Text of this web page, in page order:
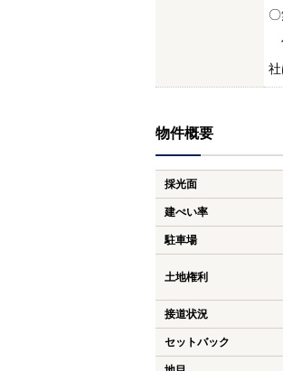
物件概要
採光面
建ぺい率
駐車場
土地権利
接道状況
セットバック